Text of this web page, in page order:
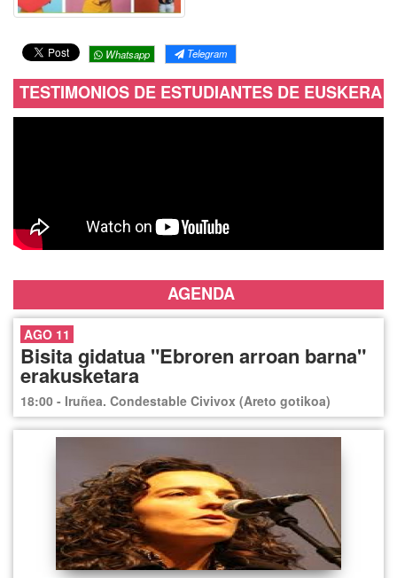
Whatsapp Telegram
TESTIMONIOS DE ESTUDIANTES DE EUSKERA
AGENDA
AGO 11
Bisita gidatua "Ebroren arroan barna"
erakusketara
18:00 - Iruñea. Condestable Civivox (Areto gotikoa)